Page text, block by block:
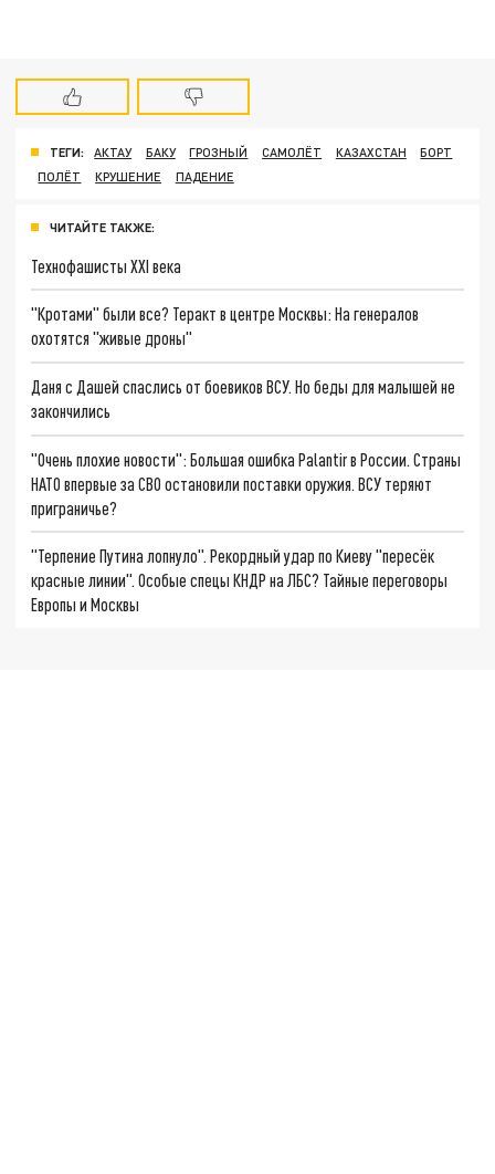
ТЕГИ: АКТАУ БАКУ ГРОЗНЫЙ САМОЛЁТ КАЗАХСТАН
БОРТ
ПОЛЁТ
КРУШЕНИЕ ПАДЕНИЕ
ЧИТАЙТЕ ТАКЖЕ:
Технофашисты XXI века
"Кротами" были все? Теракт в центре Москвы: На генералов
охотятся "живые дроны"
Даня с Дашей спаслись от боевиков ВСУ. Но беды для малышей не
закончились
"Очень плохие новости": Большая ошибка Palantir в России. Страны
НАТО впервые за СВО остановили поставки оружия. ВСУ теряют
приграничье?
"Терпение Путина лопнуло". Рекордный удар по Киеву "пересёк
красные линии". Особые спецы КНДР на ЛБС? Тайные переговоры
Европы и Москвы